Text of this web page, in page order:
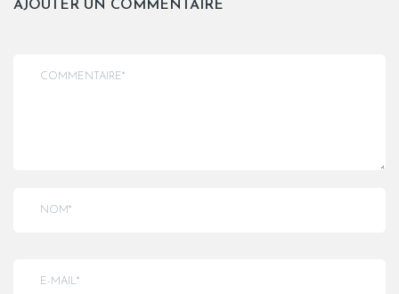
AJOUTER UN COMMENTAIRE